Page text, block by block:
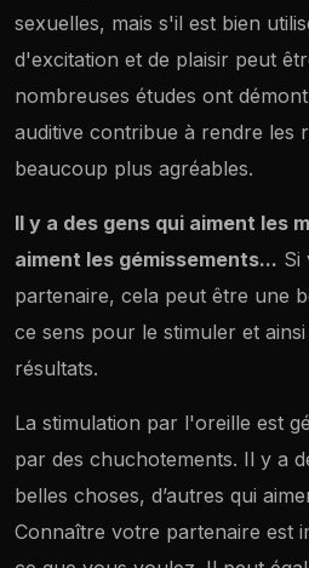
sexuelles, mais s'il est bien
d'excitation et de plaisir peut
nombreuses études ont
auditive contribue à rendre les
beaucoup plus agréables.
Il y a des gens qui aiment les
aiment les gémissements... Si
partenaire, cela peut être une
ce sens pour le stimuler et
résultats.
La stimulation par l'oreille est
par des chuchotements. Il y a
belles choses, d’autres qui
Connaître votre partenaire est